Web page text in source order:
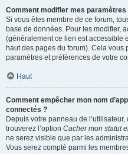
Comment modifier mes paramètres
Si vous êtes membre de ce forum,
base de données. Pour les modifier,
(généralement ce lien est accessible
haut des pages du forum). Cela vous
paramètres et préférences de votre
Haut
Comment empêcher mon nom
connectés ?
Depuis votre panneau de
trouverez l’option Cacher mon statut
ne serez visible que par les
Vous serez compté parmi les